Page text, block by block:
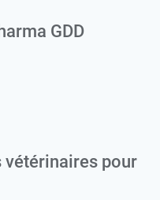
GDD
vétérinaires pour